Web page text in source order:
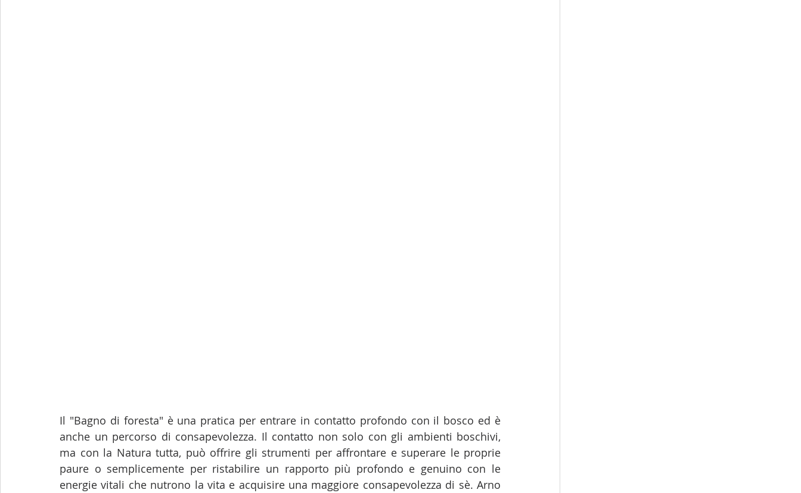
Il "Bagno di foresta" è una pratica per entrare in contatto profondo con il bosco ed è
anche un percorso di consapevolezza. Il contatto non solo con gli ambienti boschivi,
ma con la Natura tutta, può offrire gli strumenti per affrontare e superare le proprie
paure o semplicemente per ristabilire un rapporto più profondo e genuino con le
energie vitali che nutrono la vita e acquisire una maggiore consapevolezza di sè. Arno